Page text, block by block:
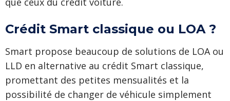
Crédit Smart classique ou LOA ?
Smart propose beaucoup de solutions de LOA ou
LLD en alternative au crédit Smart classique,
promettant des petites mensualités et la
possibilité de changer de véhicule simplement